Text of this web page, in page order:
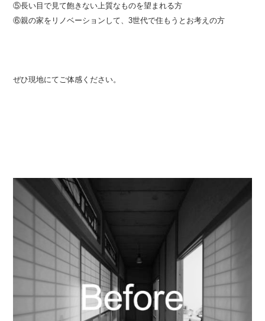
⑤長い目で見て飽きない上質なものを望まれる方
⑥親の家をリノベーションして、3世代で住もうとお考えの方
ぜひ現地にてご体感ください。